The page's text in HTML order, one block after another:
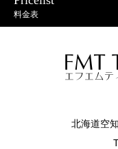
料金表
北海道空